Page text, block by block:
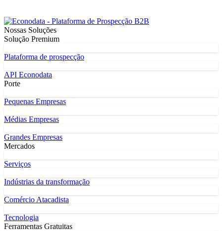
Nossas Soluções
Solução Premium
Plataforma de prospecção
API Econodata
Porte
Pequenas Empresas
Médias Empresas
Grandes Empresas
Mercados
Serviços
Indústrias da transformação
Comércio Atacadista
Tecnologia
Ferramentas Gratuitas